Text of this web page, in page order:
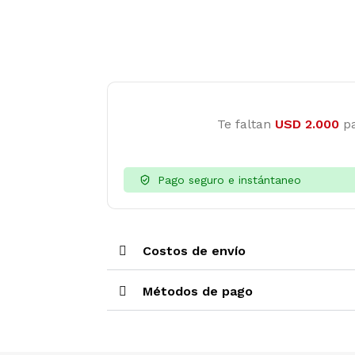
Te faltan USD2.000
Pago seguro e instántaneo
Costos de envío
Métodos de pago